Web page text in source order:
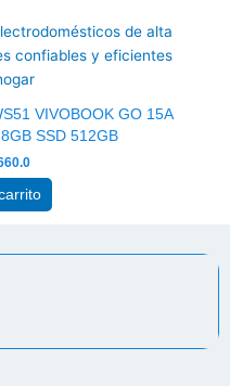
VIVOBOOK GO 15A
SSD 512GB
actual
es:
$660.0.